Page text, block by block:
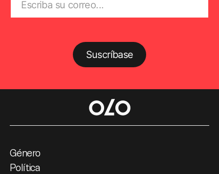
Suscríbase
Género
Política